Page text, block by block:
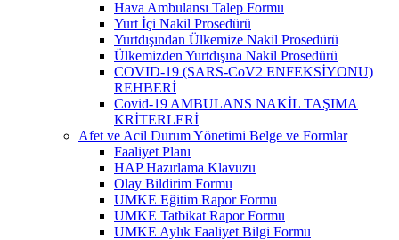
Hava Ambulansı Talep Formu
Yurt İçi Nakil Prosedürü
Yurtdışından Ülkemize Nakil Prosedürü
Ülkemizden Yurtdışına Nakil Prosedürü
COVID-19 (SARS-CoV2 ENFEKSİYONU)
REHBERİ
Covid-19 AMBULANS NAKİL TAŞIMA
KRİTERLERİ
Afet ve Acil Durum Yönetimi Belge ve Formlar
Faaliyet Planı
HAP Hazırlama Klavuzu
Olay Bildirim Formu
UMKE Eğitim Rapor Formu
UMKE Tatbikat Rapor Formu
UMKE Aylık Faaliyet Bilgi Formu